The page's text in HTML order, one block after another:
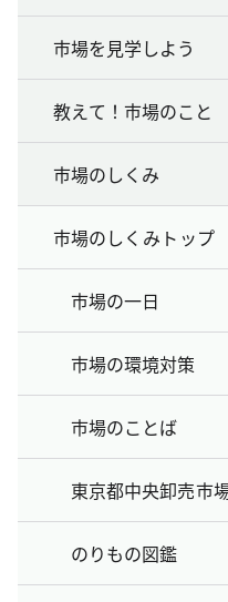
市場を見学しよう
教えて！市場のこと
市場のしくみ
市場のしくみトップ
市場の一日
市場の環境対策
市場のことば
東京都中央卸売市
のりもの図鑑